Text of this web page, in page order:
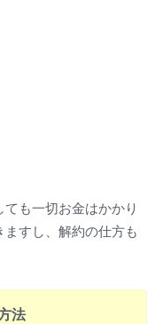
も一切お金はかかり
ますし、解約の仕方も
法